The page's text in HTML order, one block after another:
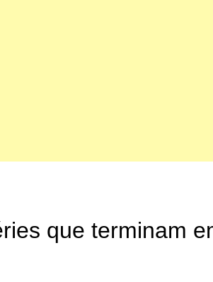
que terminam